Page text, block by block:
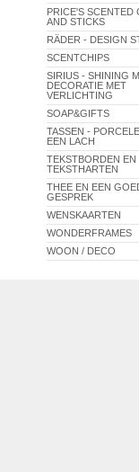
PRICE'S SCENTED
AND STICKS
RÄDER - DESIGN
SCENTCHIPS
SIRIUS - SHINING
DECORATIE MET
VERLICHTING
SOAP&GIFTS
TASSEN -
EEN LACH
TEKSTBORDEN EN
TEKSTHARTEN
THEE EN EEN
GESPREK
WENSKAARTEN
WONDERFRAMES
WOON / DECO